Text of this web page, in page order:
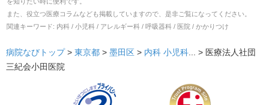
また、役立つ医療コラムなども掲載していますので、是非ご覧になってください。
関連キーワード: 内科 / 小児科 / アレルギー科 / 呼吸器科 / 医院 / かかりつけ
病院なびトップ> 東京都 > 墨田区 > 内科 小児科 ... > 医療法人社団
三紀会小田医院